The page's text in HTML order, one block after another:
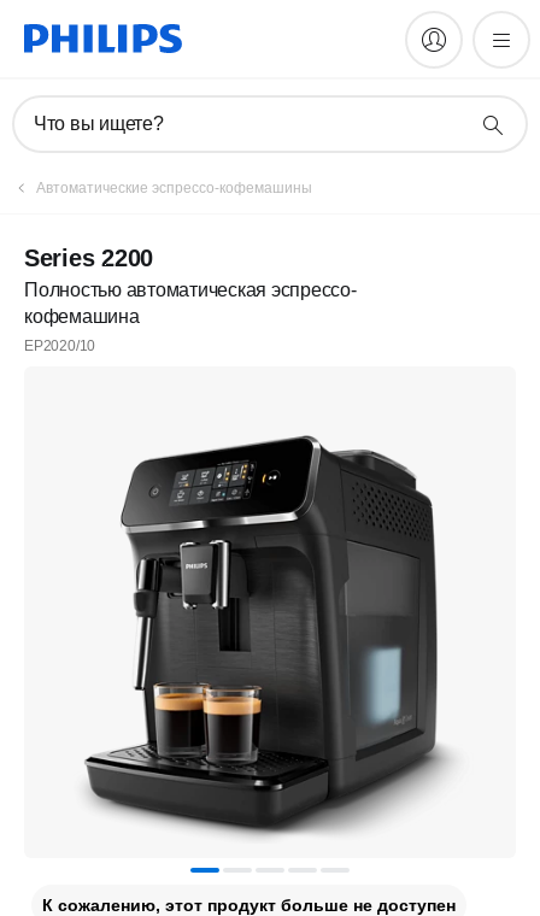
Что вы ищете?
Автоматические эспрессо-кофемашины
Series 2200
Полностью автоматическая эспрессо-
кофемашина
EP2020/10
К сожалению, этот продукт больше не доступен